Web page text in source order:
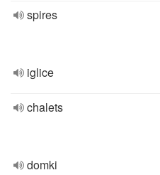
spires
iglice
chalets
domki